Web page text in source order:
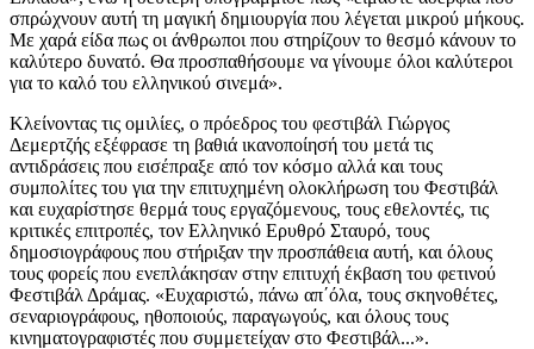
σπρώχνουν αυτή τη μαγική δημιουργία που λέγεται μικρού μήκους.
Με χαρά είδα πως οι άνθρωποι που στηρίζουν το θεσμό κάνουν το
καλύτερο δυνατό. Θα προσπαθήσουμε να γίνουμε όλοι καλύτεροι
για το καλό του ελληνικού σινεμά».
Κλείνοντας τις ομιλίες, ο πρόεδρος του φεστιβάλ Γιώργος
Δεμερτζής εξέφρασε τη βαθιά ικανοποίησή του μετά τις
αντιδράσεις που εισέπραξε από τον κόσμο αλλά και τους
συμπολίτες του για την επιτυχημένη ολοκλήρωση του Φεστιβάλ
και ευχαρίστησε θερμά τους εργαζόμενους, τους εθελοντές, τις
κριτικές επιτροπές, τον Ελληνικό Ερυθρό Σταυρό, τους
δημοσιογράφους που στήριξαν την προσπάθεια αυτή, και όλους
τους φορείς που ενεπλάκησαν στην επιτυχή έκβαση του φετινού
Φεστιβάλ Δράμας. «Ευχαριστώ, πάνω απ΄όλα, τους σκηνοθέτες,
σεναριογράφους, ηθοποιούς, παραγωγούς, και όλους τους
κινηματογραφιστές που συμμετείχαν στο Φεστιβάλ...».